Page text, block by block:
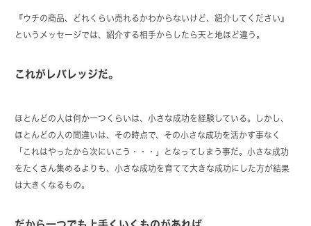
『ウチの商品、どれくらい売れるかわからないけど、紹介してください』
というメッセージでは、紹介する相手からしたら天と地ほど違う。
これがレバレッジだ。
ほとんどの人は何か一つくらいは、小さな成功を経験している。しかし、
ほとんどの人の間違いは、その時点で、その小さな成功を活かす事なく
「これはやったから次にいこう・・・」となってしまう事だ。小さな成功
をたくさん集めるよりも、小さな成功を育てて大きな成功にした方が結果
は大きくなるもの。